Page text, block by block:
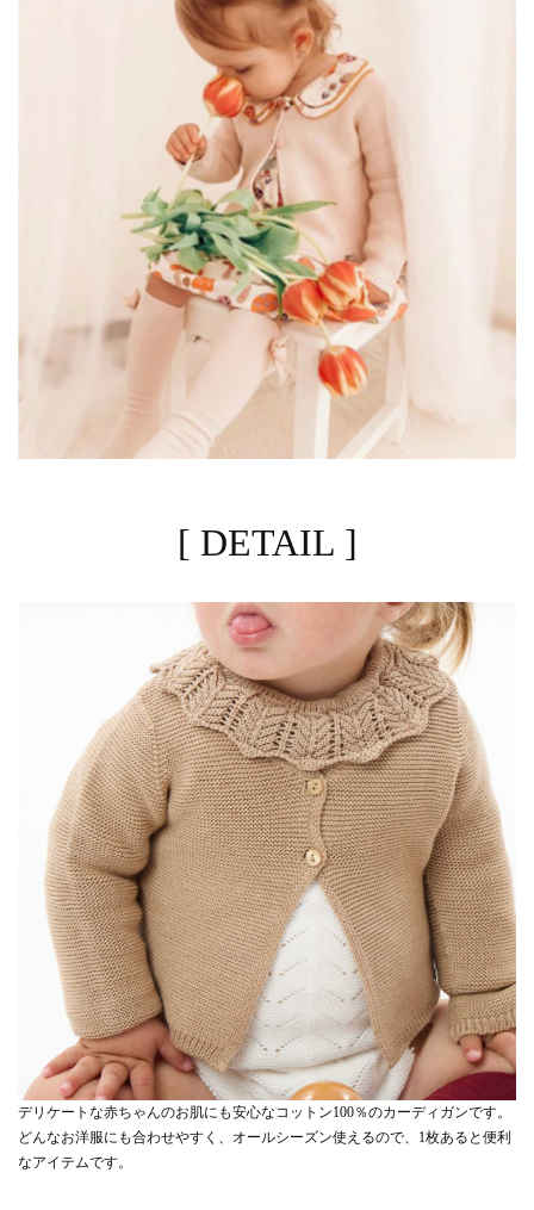
[ DETAIL ]
デリケートな赤ちゃんのお肌にも安心なコットン100％のカーディガンです。
どんなお洋服にも合わせやすく、オールシーズン使えるので、1枚あると便利
なアイテムです。